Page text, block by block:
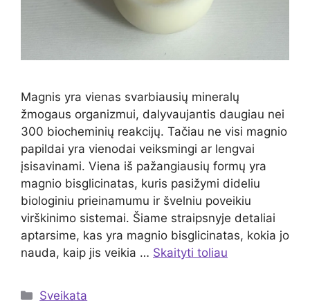
Magnis yra vienas svarbiausių mineralų
žmogaus organizmui, dalyvaujantis daugiau nei
300 biocheminių reakcijų. Tačiau ne visi magnio
papildai yra vienodai veiksmingi ar lengvai
įsisavinami. Viena iš pažangiausių formų yra
magnio bisglicinatas, kuris pasižymi dideliu
biologiniu prieinamumu ir švelniu poveikiu
virškinimo sistemai. Šiame straipsnyje detaliai
aptarsime, kas yra magnio bisglicinatas, kokia jo
nauda, kaip jis veikia … Skaityti toliau
Kategorijos
Sveikata